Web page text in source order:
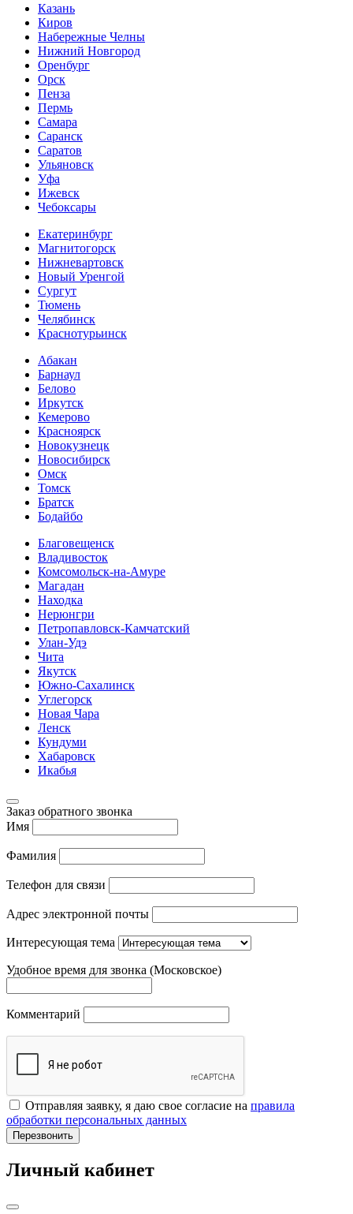
Казань
Киров
Набережные Челны
Нижний Новгород
Оренбург
Орск
Пенза
Пермь
Самара
Саранск
Саратов
Ульяновск
Уфа
Ижевск
Чебоксары
Екатеринбург
Магнитогорск
Нижневартовск
Новый Уренгой
Сургут
Тюмень
Челябинск
Краснотурьинск
Абакан
Барнаул
Белово
Иркутск
Кемерово
Красноярск
Новокузнецк
Новосибирск
Омск
Томск
Братск
Бодайбо
Благовещенск
Владивосток
Комсомольск-на-Амуре
Магадан
Находка
Нерюнгри
Петропавловск-Камчатский
Улан-Удэ
Чита
Якутск
Южно-Сахалинск
Углегорск
Новая Чара
Ленск
Кундуми
Хабаровск
Икабья
Заказ обратного звонка
Имя
Фамилия
Телефон для связи
Адрес электронной почты
Интересующая тема
Удобное время для звонка (Московское)
Комментарий
Отправляя заявку, я даю свое согласие на правила
обработки персональных данных
Перезвонить
Личный кабинет